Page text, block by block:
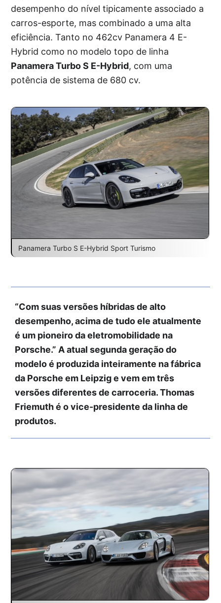
desempenho do nível tipicamente associado a
carros-esporte, mas combinado a uma alta
eficiência. Tanto no 462cv Panamera 4 E-
Hybrid como no modelo topo de linha
Panamera Turbo S E-Hybrid, com uma
potência de sistema de 680 cv.
Panamera Turbo S E-Hybrid Sport Turismo
“Com suas versões híbridas de alto
desempenho, acima de tudo ele atualmente
é um pioneiro da eletromobilidade na
Porsche.” A atual segunda geração do
modelo é produzida inteiramente na fábrica
da Porsche em Leipzig e vem em três
versões diferentes de carroceria. Thomas
Friemuth é o vice-presidente da linha de
produtos.